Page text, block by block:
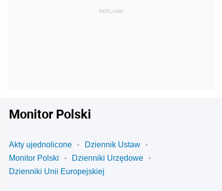
Monitor Polski
Akty ujednolicone
Dziennik Ustaw
Monitor Polski
Dzienniki Urzędowe
Dzienniki Unii Europejskiej